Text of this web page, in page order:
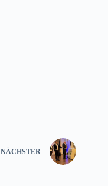
NÄCHSTER